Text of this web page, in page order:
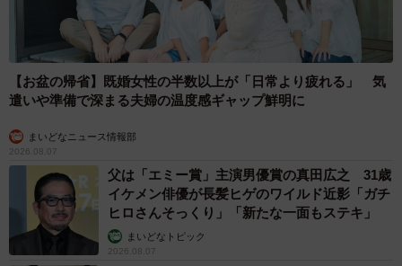
【お盆の帰省】既婚女性の半数以上が「日常より疲れる」 気
遣いや準備で深まる夫婦の温度感ギャップ鮮明に
まいどなニュース情報部
2026.08.07
父は「エミー賞」主演男優賞の真田広之 31歳
イケメン俳優が長髪ヒゲのワイルド近影「ガチ
ヒロさんそっくり」「新たな一面もステキ」
まいどなトピック
2026.08.07